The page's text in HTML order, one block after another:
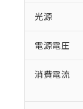
光源
電源電圧
消費電流